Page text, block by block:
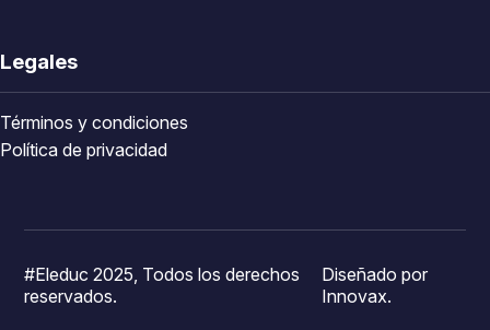
Legales
Términos y condiciones
Política de privacidad
#Eleduc 2025, Todos los derechos
reservados.
Diseñado por
Innovax.